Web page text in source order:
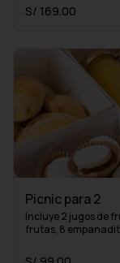
S/ 169.00
Picnic para 2
Incluye 2 jugos de
frutas, 8